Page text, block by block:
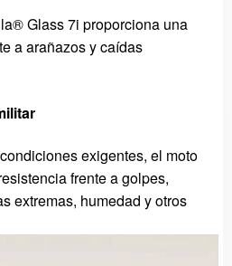
Glass 7i proporciona una
a arañazos y caídas
exigentes, el moto
frente a golpes,
extremas, humedad y otros